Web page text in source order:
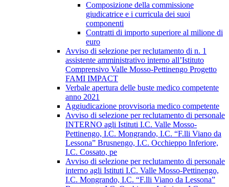
Composizione della commissione
giudicatrice e i curricula dei suoi
componenti
Contratti di importo superiore al milione di
euro
Avviso di selezione per reclutamento di n. 1
assistente amministrativo interno all’Istituto
Comprensivo Valle Mosso-Pettinengo Progetto
FAMI IMPACT
Verbale apertura delle buste medico competente
anno 2021
Aggiudicazione provvisoria medico competente
Avviso di selezione per reclutamento di personale
INTERNO agli Istituti I.C. Valle Mosso-
Pettinengo, I.C. Mongrando, I.C. “F.lli Viano da
Lessona” Brusnengo, I.C. Occhieppo Inferiore,
I.C. Cossato, pe
Avviso di selezione per reclutamento di personale
interno agli Istituti I.C. Valle Mosso-Pettinengo,
I.C. Mongrando, I.C. “F.lli Viano da Lessona”